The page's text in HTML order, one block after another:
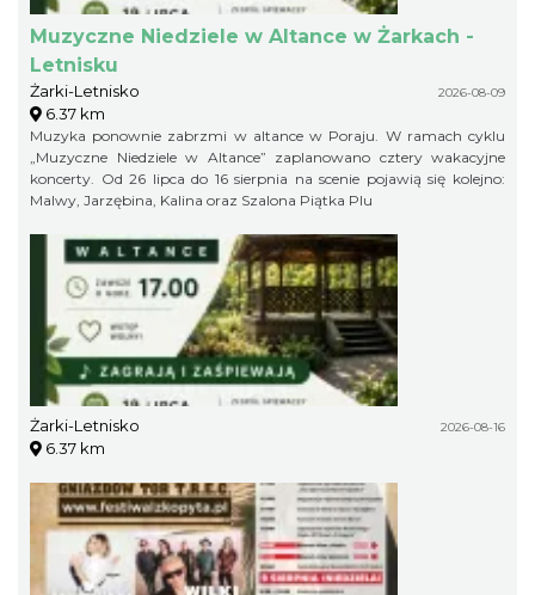
Muzyczne Niedziele w Altance w Żarkach -
Letnisku
Żarki-Letnisko 2026-08-09
6.37 km
Muzyka ponownie zabrzmi w altance w Poraju. W ramach cyklu
„Muzyczne Niedziele w Altance” zaplanowano cztery wakacyjne
koncerty. Od 26 lipca do 16 sierpnia na scenie pojawią się kolejno:
Malwy, Jarzębina, Kalina oraz Szalona Piątka Plu
Żarki-Letnisko 2026-08-16
6.37 km